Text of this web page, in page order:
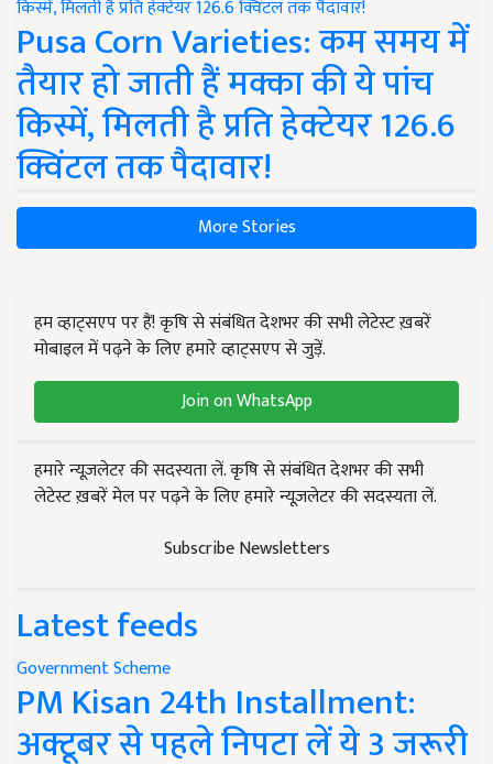
Pusa Corn Varieties: कम समय में
तैयार हो जाती हैं मक्का की ये पांच
किस्में, मिलती है प्रति हेक्टेयर 126.6
क्विंटल तक पैदावार!
More Stories
हम व्हाट्सएप पर हैं! कृषि से संबंधित देशभर की सभी लेटेस्ट ख़बरें
मोबाइल में पढ़ने के लिए हमारे व्हाट्सएप से जुड़ें.
Join on WhatsApp
हमारे न्यूज़लेटर की सदस्यता लें. कृषि से संबंधित देशभर की सभी
लेटेस्ट ख़बरें मेल पर पढ़ने के लिए हमारे न्यूज़लेटर की सदस्यता लें.
Subscribe Newsletters
Latest feeds
Government Scheme
PM Kisan 24th Installment:
अक्टूबर से पहले निपटा लें ये 3 जरूरी